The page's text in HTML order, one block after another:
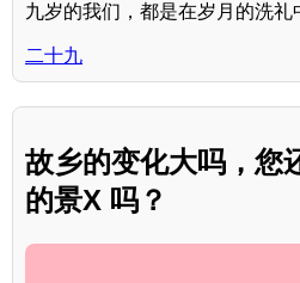
九岁的我们，都是在岁月的洗礼
二十九
故乡的变化大吗，您
的景X 吗？